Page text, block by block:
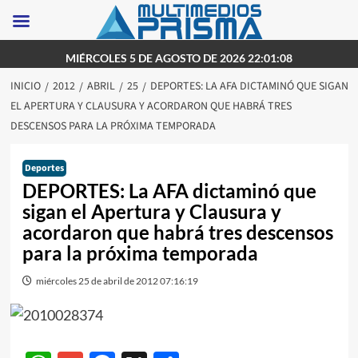
al
contenido
MIÉRCOLES 5 DE AGOSTO DE 2026 22:01:08
INICIO 2012 ABRIL 25
DEPORTES: LA AFA DICTAMINÓ QUE SIGAN
EL APERTURA Y CLAUSURA Y ACORDARON QUE HABRÁ TRES
DESCENSOS PARA LA PRÓXIMA TEMPORADA
Deportes
DEPORTES: La AFA dictaminó que
sigan el Apertura y Clausura y
acordaron que habrá tres descensos
para la próxima temporada
miércoles 25 de abril de 2012 07:16:19